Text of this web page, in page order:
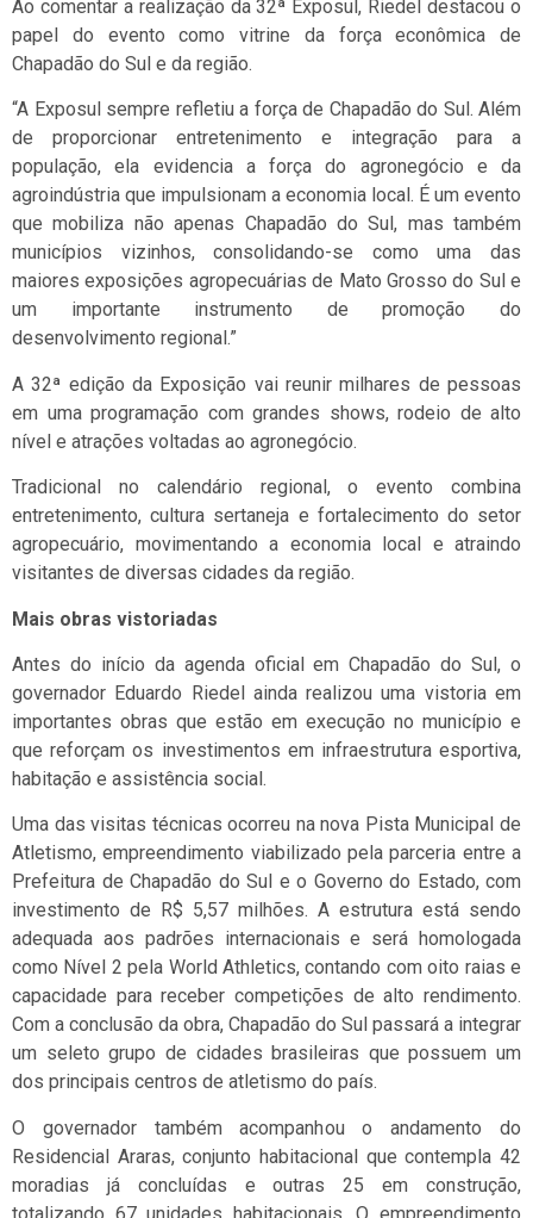
Ao comentar a realização da 32ª Exposul, Riedel destacou o
papel do evento como vitrine da força econômica de
Chapadão do Sul e da região.
“A Exposul sempre refletiu a força de Chapadão do Sul. Além
de proporcionar entretenimento e integração para a
população, ela evidencia a força do agronegócio e da
agroindústria que impulsionam a economia local. É um evento
que mobiliza não apenas Chapadão do Sul, mas também
municípios vizinhos, consolidando-se como uma das
maiores exposições agropecuárias de Mato Grosso do Sul e
um importante instrumento de promoção do
desenvolvimento regional.”
A 32ª edição da Exposição vai reunir milhares de pessoas
em uma programação com grandes shows, rodeio de alto
nível e atrações voltadas ao agronegócio.
Tradicional no calendário regional, o evento combina
entretenimento, cultura sertaneja e fortalecimento do setor
agropecuário, movimentando a economia local e atraindo
visitantes de diversas cidades da região.
Mais obras vistoriadas
Antes do início da agenda oficial em Chapadão do Sul, o
governador Eduardo Riedel ainda realizou uma vistoria em
importantes obras que estão em execução no município e
que reforçam os investimentos em infraestrutura esportiva,
habitação e assistência social.
Uma das visitas técnicas ocorreu na nova Pista Municipal de
Atletismo, empreendimento viabilizado pela parceria entre a
Prefeitura de Chapadão do Sul e o Governo do Estado, com
investimento de R$ 5,57 milhões. A estrutura está sendo
adequada aos padrões internacionais e será homologada
como Nível 2 pela World Athletics, contando com oito raias e
capacidade para receber competições de alto rendimento.
Com a conclusão da obra, Chapadão do Sul passará a integrar
um seleto grupo de cidades brasileiras que possuem um
dos principais centros de atletismo do país.
O governador também acompanhou o andamento do
Residencial Araras, conjunto habitacional que contempla 42
moradias já concluídas e outras 25 em construção,